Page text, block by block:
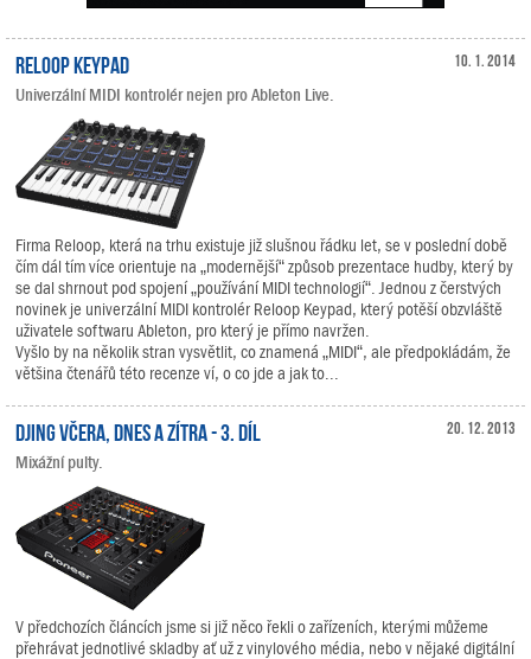
10. 1. 2014
Reloop Keypad
Univerzální MIDI kontrolér nejen pro Ableton Live.
Firma Reloop, která na trhu existuje již slušnou řádku let, se v poslední době
čím dál tím více orientuje na „modernější“ způsob prezentace hudby, který by
se dal shrnout pod spojení „používání MIDI technologií“. Jednou z čerstvých
novinek je univerzální MIDI kontrolér Reloop Keypad, který potěší obzvláště
uživatele softwaru Ableton, pro který je přímo navržen.
Vyšlo by na několik stran vysvětlit, co znamená „MIDI“, ale předpokládám, že
většina čtenářů této recenze ví, o co jde a jak to...
20. 12. 2013
DJing včera, dnes a zítra - 3. díl
Mixážní pulty.
V předchozích článcích jsme si již něco řekli o zařízeních, kterými můžeme
přehrávat jednotlivé skladby ať už z vinylového média, nebo v nějaké digitální